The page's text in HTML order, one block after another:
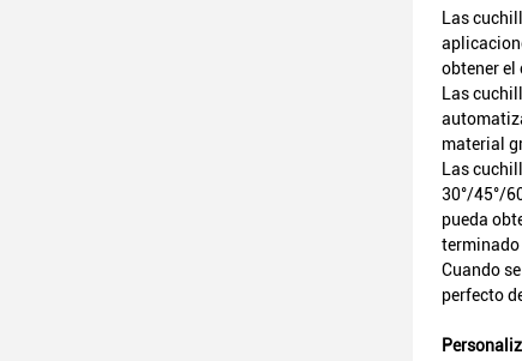
Las
obtener el
Las
material
Las
30°/45°/
pueda
terminado
Cuando
perfecto